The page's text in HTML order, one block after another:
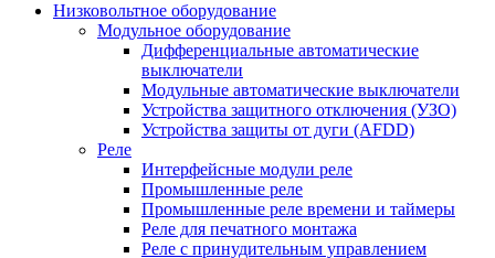
Низковольтное оборудование
Модульное оборудование
Дифференциальные автоматические
выключатели
Модульные автоматические выключатели
Устройства защитного отключения (УЗО)
Устройства защиты от дуги (AFDD)
Реле
Интерфейсные модули реле
Промышленные реле
Промышленные реле времени и таймеры
Реле для печатного монтажа
Реле с принудительным управлением